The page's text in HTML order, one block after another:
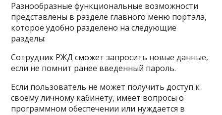
Разнообразные функциональные возможности
представлены в разделе главного меню портала,
которое удобно разделено на следующие
разделы:
Сотрудник РЖД сможет запросить новые данные,
если не помнит ранее введенный пароль.
Если пользователь не может получить доступ к
своему личному кабинету, имеет вопросы о
программном обеспечении или нуждается в